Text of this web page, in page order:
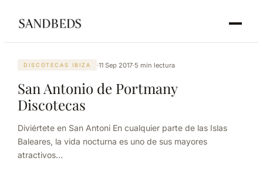
DISCOTECAS IBIZA ·11 Sep 2017·5 min lectura
San Antonio de Portmany
Discotecas
Diviértete en San Antoni En cualquier parte de las Islas
Baleares, la vida nocturna es uno de sus mayores
atractivos...